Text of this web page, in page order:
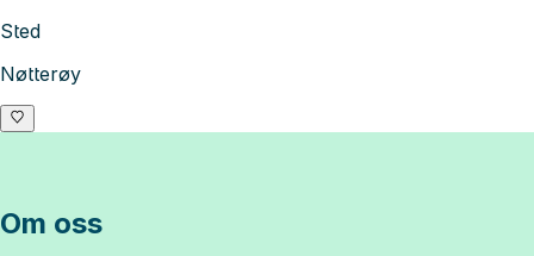
Sted
Nøtterøy
Om oss